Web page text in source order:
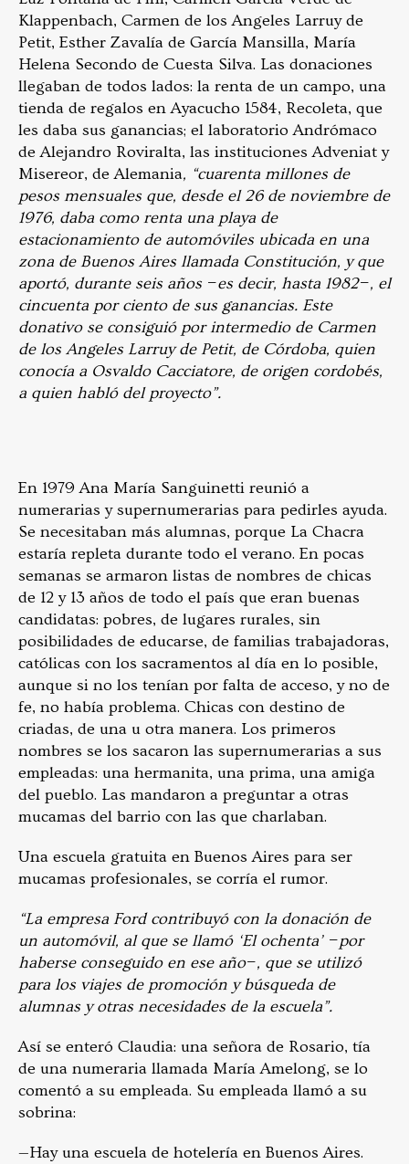
Klappenbach, Carmen de los Angeles Larruy de
Petit, Esther Zavalía de García Mansilla, María
Helena Secondo de Cuesta Silva. Las donaciones
llegaban de todos lados: la renta de un campo, una
tienda de regalos en Ayacucho 1584, Recoleta, que
les daba sus ganancias; el laboratorio Andrómaco
de Alejandro Roviralta, las instituciones Adveniat y
Misereor, de Alemania, “cuarenta millones de
pesos mensuales que, desde el 26 de noviembre de
1976, daba como renta una playa de
estacionamiento de automóviles ubicada en una
zona de Buenos Aires llamada Constitución, y que
aportó, durante seis años −es decir, hasta 1982−, el
cincuenta por ciento de sus ganancias. Este
donativo se consiguió por intermedio de Carmen
de los Angeles Larruy de Petit, de Córdoba, quien
conocía a Osvaldo Cacciatore, de origen cordobés,
a quien habló del proyecto”.
En 1979 Ana María Sanguinetti reunió a
numerarias y supernumerarias para pedirles ayuda.
Se necesitaban más alumnas, porque La Chacra
estaría repleta durante todo el verano. En pocas
semanas se armaron listas de nombres de chicas
de 12 y 13 años de todo el país que eran buenas
candidatas: pobres, de lugares rurales, sin
posibilidades de educarse, de familias trabajadoras,
católicas con los sacramentos al día en lo posible,
aunque si no los tenían por falta de acceso, y no de
fe, no había problema. Chicas con destino de
criadas, de una u otra manera. Los primeros
nombres se los sacaron las supernumerarias a sus
empleadas: una hermanita, una prima, una amiga
del pueblo. Las mandaron a preguntar a otras
mucamas del barrio con las que charlaban.
Una escuela gratuita en Buenos Aires para ser
mucamas profesionales, se corría el rumor.
“La empresa Ford contribuyó con la donación de
un automóvil, al que se llamó ‘El ochenta’ −por
haberse conseguido en ese año−, que se utilizó
para los viajes de promoción y búsqueda de
alumnas y otras necesidades de la escuela”.
Así se enteró Claudia: una señora de Rosario, tía
de una numeraria llamada María Amelong, se lo
comentó a su empleada. Su empleada llamó a su
sobrina:
—Hay una escuela de hotelería en Buenos Aires.